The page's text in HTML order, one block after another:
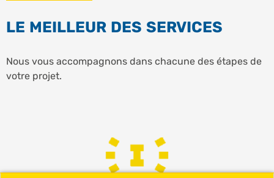
LE MEILLEUR DES SERVICES
Nous vous accompagnons dans chacune des étapes de
votre projet.